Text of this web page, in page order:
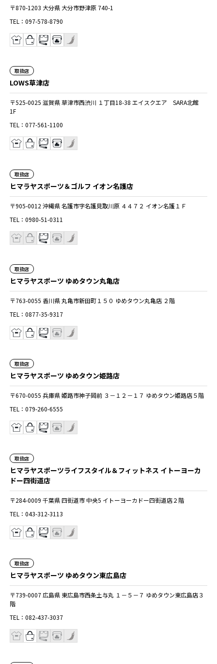
〒870-1203 大分県 大分市野津原 740-1
TEL：097-578-8790
取扱店
LOWS草津店
〒525-0025 滋賀県 草津市西渋川 １丁目18-38 エイスクエア SARA北館
1F
TEL：077-561-1100
取扱店
ヒマラヤスポーツ＆ゴルフ イオン名護店
〒905-0012 沖縄県 名護市字名護見取川原 ４４７２ イオン名護１Ｆ
TEL：0980-51-0311
取扱店
ヒマラヤスポーツ ゆめタウン丸亀店
〒763-0055 香川県 丸亀市新田町１５０ ゆめタウン丸亀店 ２階
TEL：0877-35-9317
取扱店
ヒマラヤスポーツ ゆめタウン姫路店
〒670-0055 兵庫県 姫路市神子岡前 ３－１２－１７ ゆめタウン姫路店５階
TEL：079-260-6555
取扱店
ヒマラヤスポーツライフスタイル＆フィットネス イトーヨーカ
ドー四街道店
〒284-0009 千葉県 四街道市 中央5 イトーヨーカドー四街道店２階
TEL：043-312-3113
取扱店
ヒマラヤスポーツ ゆめタウン東広島店
〒739-0007 広島県 東広島市西条土与丸 １－５－７ ゆめタウン東広島店３
階
TEL：082-437-3037